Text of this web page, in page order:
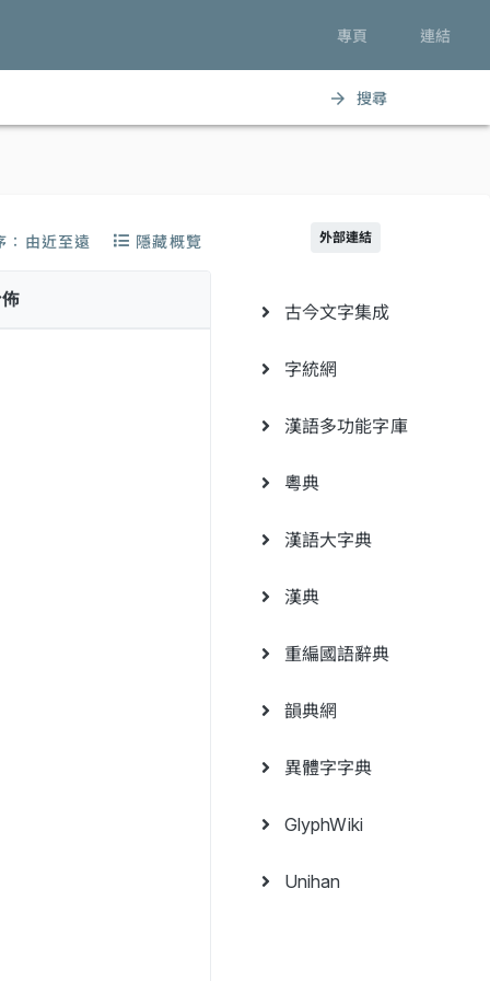
專頁 連結
arrow_forward 搜尋
由近至遠 隱藏概覽 外部連結
古今文字集成
字統網
漢語多功能字庫
粵典
漢語大字典
漢典
重編國語辭典
韻典網
異體字字典
GlyphWiki
Unihan